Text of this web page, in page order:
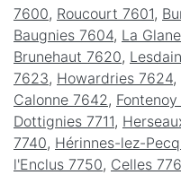
7600, Roucourt 7601,
Baugnies 7604, La
Brunehaut 7620,
7623, Howardries 7624,
Calonne 7642 ,
Dottignies 7711,
7740, Hérinnes-lez-
l'Enclus 7750, Celles